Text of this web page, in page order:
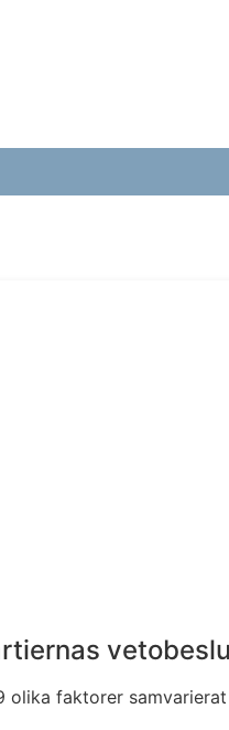
faktorer